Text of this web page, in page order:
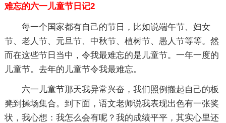
难忘的六一儿童节日记2
每一个国家都有自己的节日，比如说端午节、妇女
节、老人节、元旦节、中秋节、植树节、愚人节等等。然
而在这些节日当中，令我最难忘的是儿童节。一年一度的
儿童节。去年的儿童节令我最难忘。
六一儿童节那天我异常兴奋，我们照例搬起自己的板
凳到操场集合。到下面，语文老师说我表现出色有一张奖
状，我心想：我怎么会有呢？我的成绩平平，其实心里还